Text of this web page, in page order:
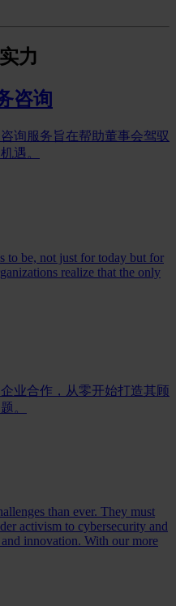
力
咨询
询服务旨在帮助董事会驾驭
遇。
to be, not just for today but for
realize that the only
业合作，从零开始打造其顾
。
than ever. They must
activism to cybersecurity and
innovation. With our more